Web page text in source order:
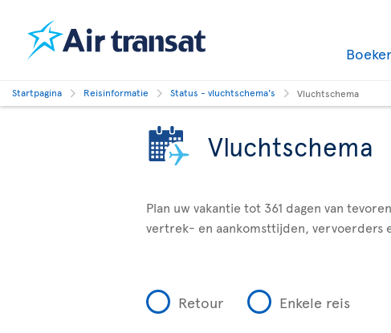
Startpagina Reisinformatie Status - vluchtschema's Vluchtschema
Vluchtschema
Plan uw vakantie tot 361 dagen van
vertrek- en aankomsttijden, vervoerders
Retour Enkele reis